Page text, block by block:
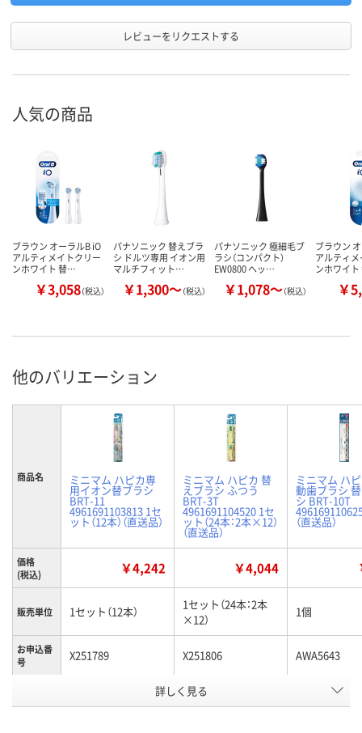
レビューをリクエストする
人気の商品
ブラウン オーラルB iO
アルティメイトクリー
ンホワイト 替…
￥3,058（税込）
パナソニック 替えブラ
シ ドルツ専用 イオン用
マルチフィット…
￥1,300～（税込）
パナソニック 極細毛ブ
ラシ（コンパクト）
EW0800 ヘッ…
￥1,078～（税込）
ブラウン
アルティ
ンホワイ
￥
他のバリエーション
商品名 ミニマム ハピカ専
用イオン替ブラシ
BRT-11
4961691103813 1セ
ット（12本）（直送品）
ミニマム ハピカ 替
えブラシ ふつう
BRT-3T
4961691104520 1セ
ット（24本：2本×12）
（直送品）
ミニマム ハ
動歯ブラシ
シ BRT-10T
（直送品）
価格
(税込)
￥4,242 ￥4,044
販売単位 1セット（12本）
1セット（24本：2本
×12）
1個
お申込番
号
X251789 X251806 AWA5643
直送品
詳しく見る